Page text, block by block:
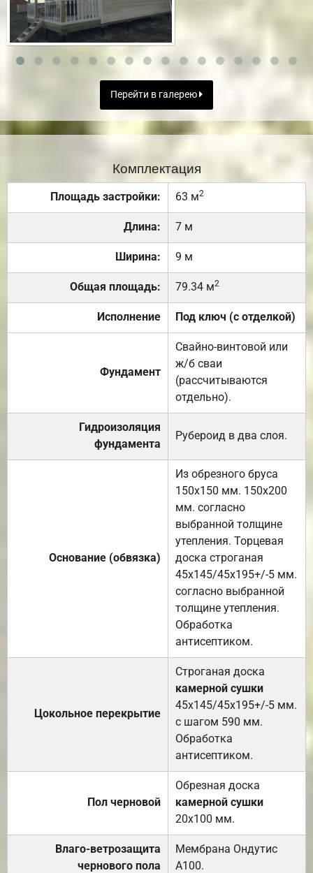
Перейти в галерею
Комплектация
Площадь застройки: 63 м2
Длина: 7 м
Ширина: 9 м
Общая площадь: 79.34 м2
Исполнение Под ключ (с отделкой)
Фундамент
Свайно-винтовой или
ж/б сваи
(рассчитываются
отдельно).
Гидроизоляция
фундамента
Рубероид в два слоя.
Основание (обвязка)
Из обрезного бруса
150х150 мм. 150х200
мм. согласно
выбранной толщине
утепления. Торцевая
доска строганая
45х145/45х195+/-5 мм.
согласно выбранной
толщине утепления.
Обработка
антисептиком.
Цокольное перекрытие
Строганая доска
камерной сушки
45х145/45х195+/-5 мм.
с шагом 590 мм.
Обработка
антисептиком.
Пол черновой
Обрезная доска
камерной сушки
20х100 мм.
Влаго-ветрозащита
чернового пола
Мембрана Ондутис
А100.